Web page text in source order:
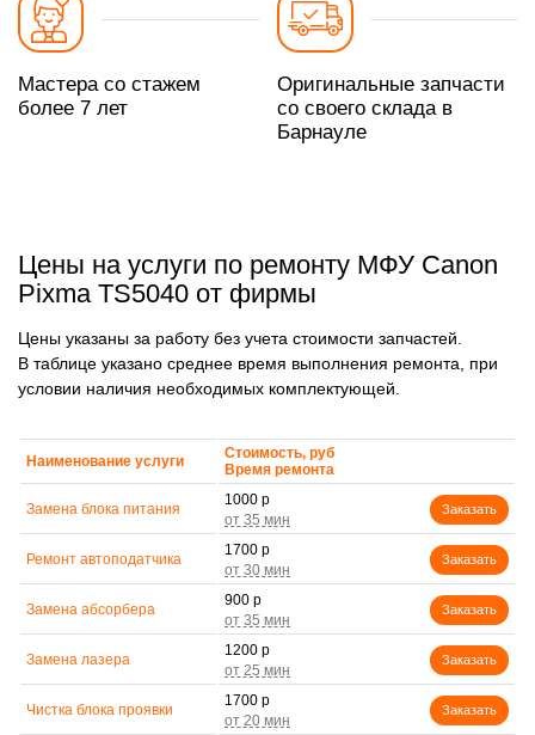
Мастера со стажем
более 7 лет
Оригинальные запчасти
со своего склада в
Барнауле
Цены на услуги по ремонту МФУ Canon
Pixma TS5040 от фирмы
Цены указаны за работу без учета стоимости запчастей.
В таблице указано среднее время выполнения ремонта, при
условии наличия необходимых комплектующей.
Наименование услуги
Стоимость, руб
Время ремонта
Замена блока питания
1000 р
Заказать
Ремонт автоподатчика
1700 р
Заказать
Замена абсорбера
900 р
Заказать
Замена лазера
1200 р
Заказать
Чистка блока проявки
1700 р
Заказать